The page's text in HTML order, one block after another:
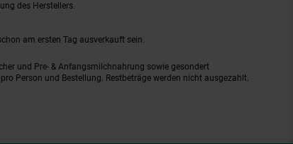
des Herstellers.
am ersten Tag ausverkauft sein.
und Pre- & Anfangsmilchnahrung sowie gesondert
Person und Bestellung. Restbeträge werden nicht ausgezahlt.